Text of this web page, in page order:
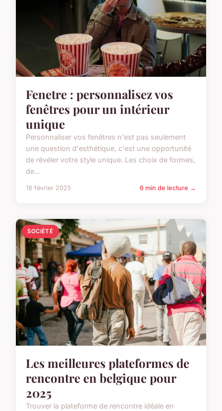
Fenetre : personnalisez vos
fenêtres pour un intérieur
unique
Personnaliser vos fenêtres n'est pas seulement
une question d'esthétique, c'est une opportunité
de révéler votre style unique. Les choix de formes,
de...
18 février 2025 6 min de lecture →
SOCIÉTÉ
Les meilleures plateformes de
rencontre en belgique pour
2025
Trouver la plateforme de rencontre idéale en